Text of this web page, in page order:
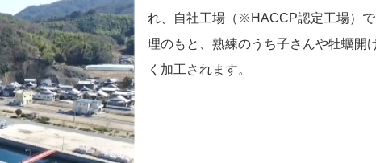
れ、自社工場（※HACCP認定工場）
理のもと、熟練のうち子さんや牡蠣開
く加工されます。